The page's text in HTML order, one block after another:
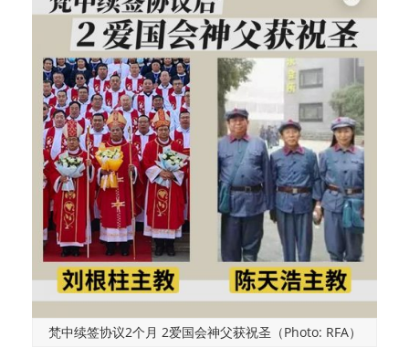
梵中续签协议2个月 2爱国会神父获祝圣（Photo: RFA）